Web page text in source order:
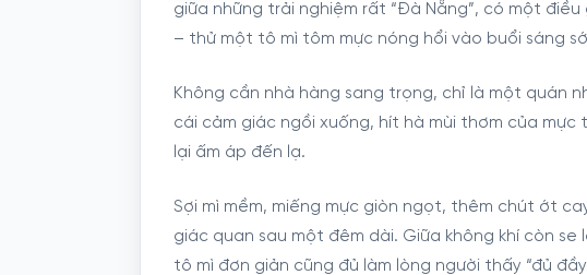
giữa những trải nghiệm rất “Đà Nẵng”, có một
– thử một tô mì tôm mực nóng hổi vào buổi sáng
Không cần nhà hàng sang trọng, chỉ là một quán
cái cảm giác ngồi xuống, hít hà mùi thơm của
lại ấm áp đến lạ.
Sợi mì mềm, miếng mực giòn ngọt, thêm chút ớt
giác quan sau một đêm dài. Giữa không khí còn
tô mì đơn giản cũng đủ làm lòng người thấy “đủ